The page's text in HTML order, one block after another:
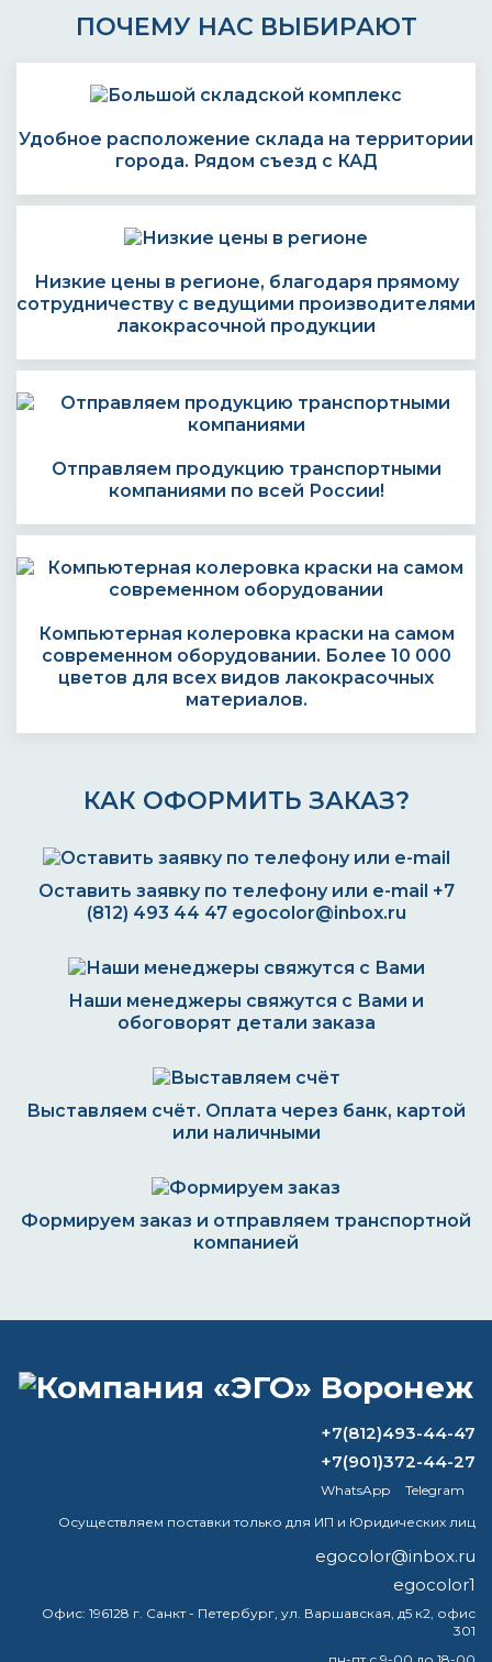
ПОЧЕМУ НАС ВЫБИРАЮТ
Удобное расположение склада на территории
города. Рядом съезд с КАД
Низкие цены в регионе, благодаря прямому
сотрудничеству с ведущими производителями
лакокрасочной продукции
Отправляем продукцию транспортными
компаниями по всей России!
Компьютерная колеровка краски на самом
современном оборудовании. Более 10 000
цветов для всех видов лакокрасочных
материалов.
КАК ОФОРМИТЬ ЗАКАЗ?
Оставить заявку по телефону или e-mail +7
(812) 493 44 47 egocolor@inbox.ru
Наши менеджеры свяжутся с Вами и
обоговорят детали заказа
Выставляем счёт. Оплата через банк, картой
или наличными
Формируем заказ и отправляем транспортной
компанией
Какого цвета пожарный гидрант?
Какую краску выбрать для моего
вл-02, и если да ,минимальный размер
+7(812)493-44-47
+7(901)372-44-27
WhatsApp
Telegram
Осуществляем поставки только для ИП и Юридических лиц
egocolor@inbox.ru
egocolor1
Офис: 196128 г. Санкт - Петербург, ул. Варшавская, д5 к2, офис
301